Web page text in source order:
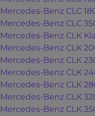
Mercedes-Benz CLC
Mercedes-Benz CLC
Mercedes-Benz CLK
Mercedes-Benz CLK
Mercedes-Benz CLK
Mercedes-Benz CLK
Mercedes-Benz CLK
Mercedes-Benz CLK
Mercedes-Benz CLK